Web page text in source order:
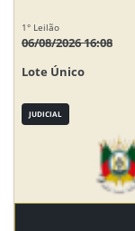
1° Leilão
06/08/2026 16:08
Lote Único
JUDICIAL